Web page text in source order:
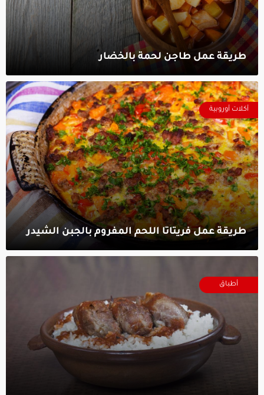
طريقة عمل طاجن لحمة بالخضار‎
أكلات أوروبية
طريقة عمل فريتاتا اللحم المفروم بالجبن الشيدر‎
أطباق